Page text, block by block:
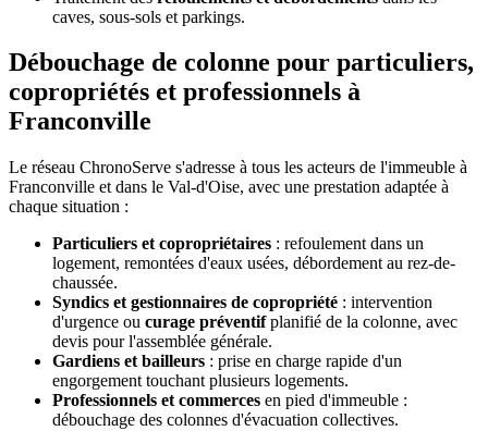
caves, sous-sols et parkings.
Débouchage de colonne pour particuliers,
copropriétés et professionnels à
Franconville
Le réseau ChronoServe s'adresse à tous les acteurs de l'immeuble à
Franconville et dans le Val-d'Oise, avec une prestation adaptée à
chaque situation :
Particuliers et copropriétaires : refoulement dans un
logement, remontées d'eaux usées, débordement au rez-de-
chaussée.
Syndics et gestionnaires de copropriété : intervention
d'urgence ou curage préventifplanifié de la colonne, avec
devis pour l'assemblée générale.
Gardiens et bailleurs : prise en charge rapide d'un
engorgement touchant plusieurs logements.
Professionnels et commerces en pied d'immeuble :
débouchage des colonnes d'évacuation collectives.